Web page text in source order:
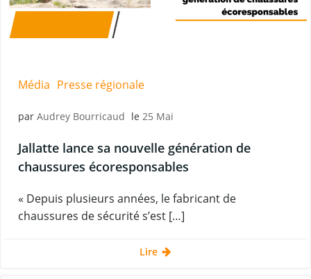
Média Presse régionale
par Audrey Bourricaud le 25 Mai
Jallatte lance sa nouvelle génération de
chaussures écoresponsables
« Depuis plusieurs années, le fabricant de
chaussures de sécurité s’est […]
Lire